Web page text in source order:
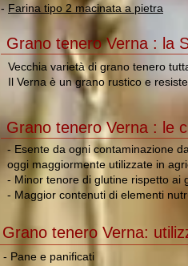
-Farina tipo 2 macinata a pietra
Grano tenero Verna : la
Vecchia varietà di grano tenero
Il Verna è un grano rustico e
Grano tenero Verna : le
- Esente da ogni contaminazione
oggi maggiormente utilizzate in
- Minor tenore di glutine rispetto ai
- Maggior contenuti di elementi
Grano tenero Verna:
- Pane e panificati